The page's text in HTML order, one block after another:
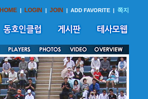
HOME | LOGIN | JOIN | ADD FAVORITE | 쪽지